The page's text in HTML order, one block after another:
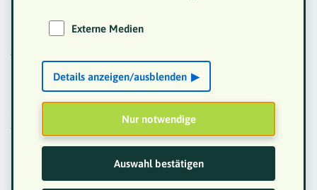
Games 2023
Bogenschießen
Am Dienstag fand der Wettbewerb im Bogenschießen
im Kölner Klub für Bogensport e.V. statt.
Die deutschen Schützen waren völlig überraschend
sehr erfolgreich, so überraschend, dass wir nicht
vorbereitet waren und keine Flagge dabei hatten ;-)
Bericht Sandra Berndt
Alle Fotos vom BKMF / Anna Spindelndreier / Steffie
Externe Medien
Details anzeigen/ausblenden
Nur notwendige
Auswahl bestätigen